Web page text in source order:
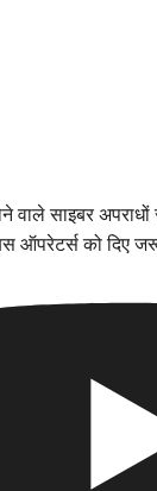
वाले साइबर अपराधों
ऑपरेटर्स को दिए